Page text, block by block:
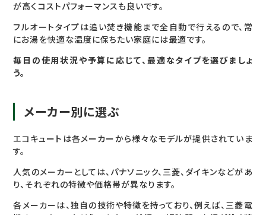
が高くコストパフォーマンスも良いです。
フルオートタイプは追い焚き機能まで全自動で行えるので、常
にお湯を快適な温度に保ちたい家庭には最適です。
毎日の使用状況や予算に応じて、最適なタイプを選びましょ
う。
メーカー別に選ぶ
エコキュートは各メーカーから様々なモデルが提供されていま
す。
人気のメーカーとしては、パナソニック、三菱、ダイキンなどがあ
り、それぞれの特徴や価格帯が異なります。
各メーカーは、独自の技術や特徴を持っており、例えば、三菱電